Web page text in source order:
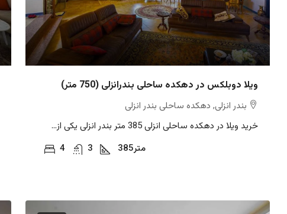
ویلا دوبلکس در دهکده ساحلی بندرانزلی (750 متر)
بندر انزلی, دهکده ساحلی بندر انزلی
خرید ویلا در دهکده ساحلی انزلی 385 متر بندر انزلی یکی از...
4
3 385متر